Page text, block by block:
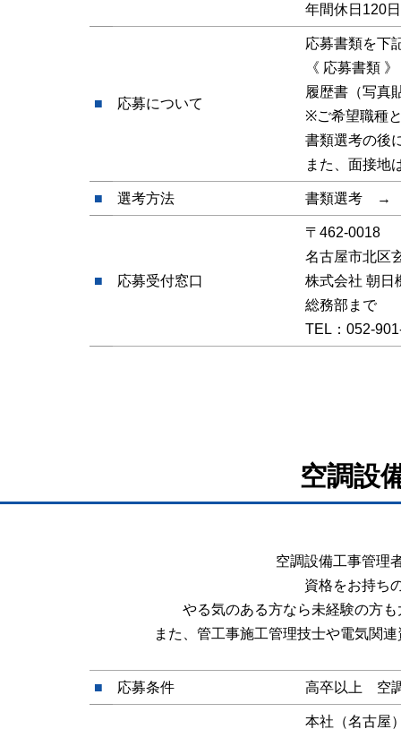
年間休日120
■ 応募について
応募書類を下
《 応募書類 》
履歴書（写真
※ご希望職種
書類選考の後
また、面接地
■ 選考方法 書類選考 →
■ 応募受付窓口
〒462-0018
名古屋市北区
株式会社 朝日
総務部まで
TEL：052-
空調設
空調設備工事管理
資格をお持ち
やる気のある方なら未経験の方
また、管工事施工管理技士や電気関
■ 応募条件 高卒以上 空
本社（名古屋